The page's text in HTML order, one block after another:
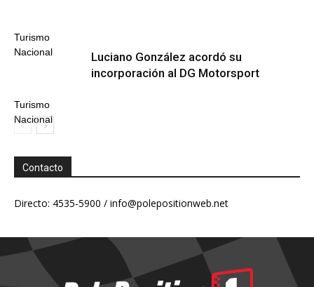
Turismo
Nacional
Turismo
Nacional
Luciano González acordó su
incorporación al DG Motorsport
Contacto
Directo: 4535-5900 / info@polepositionweb.net